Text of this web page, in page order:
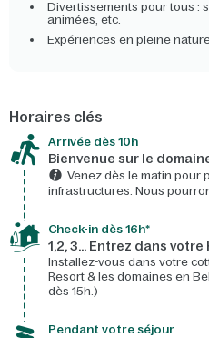
Divertissements pour tous :
animées, etc.
Expériences en pleine
Horaires clés
Arrivée dès 10h​
Bienvenue sur le
Venez dès le matin pour
infrastructures. Nous
Check-in dès 16h*​
1,2, 3… Entrez dans
Installez-vous dans votre
Resort & les domaines en
dès 15h.)
Pendant votre séjour